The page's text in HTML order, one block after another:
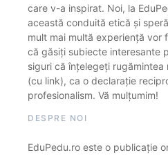
care v-a inspirat. Noi, la
această conduită etică și
mult mai multă experiență vor
că găsiți subiecte interesante
siguri că înțelegeți rugămintea
(cu link), ca o declarație
profesionalism. Vă mulțumim!
DESPRE NOI
EduPedu.ro este o publicație